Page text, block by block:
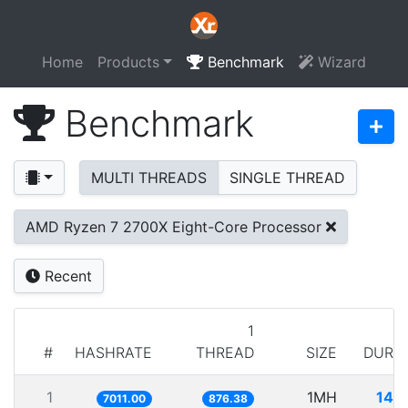
Home Products Benchmark Wizard
Benchmark
MULTI THREADS SINGLE THREAD
AMD Ryzen 7 2700X Eight-Core Processor
Recent
# HASHRATE
1
THREAD
SIZE
1 7011.00 876.38 1MH